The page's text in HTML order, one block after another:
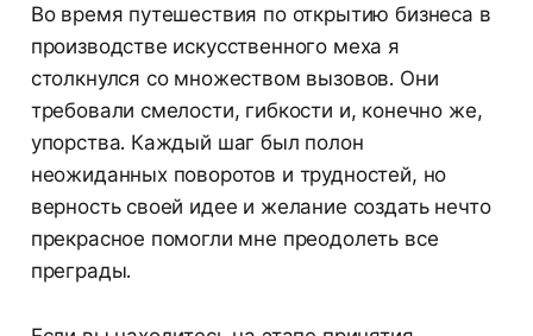
Во время путешествия по открытию бизнеса в
производстве искусственного меха я
столкнулся со множеством вызовов. Они
требовали смелости, гибкости и, конечно же,
упорства. Каждый шаг был полон
неожиданных поворотов и трудностей, но
верность своей идее и желание создать нечто
прекрасное помогли мне преодолеть все
преграды.